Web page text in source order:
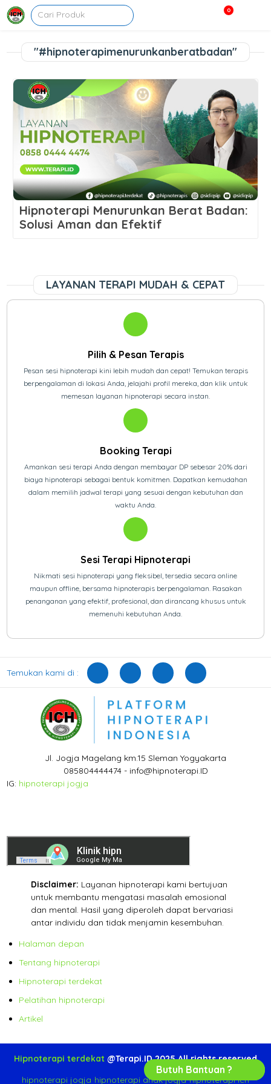
0
"#hipnoterapimenurunkanberatbadan"
Hipnoterapi Menurunkan Berat Badan:
Solusi Aman dan Efektif
LAYANAN TERAPI MUDAH & CEPAT
Pilih & Pesan Terapis
Pesan sesi hipnoterapi kini lebih mudah dan cepat! Temukan terapis
berpengalaman di lokasi Anda, jelajahi profil mereka, dan klik untuk
memesan layanan hipnoterapi secara instan.
Booking Terapi
Amankan sesi terapi Anda dengan membayar DP sebesar 20% dari
biaya hipnoterapi sebagai bentuk komitmen. Dapatkan kemudahan
dalam memilih jadwal terapi yang sesuai dengan kebutuhan dan
waktu Anda.
Sesi Terapi Hipnoterapi
Nikmati sesi hipnoterapi yang fleksibel, tersedia secara online
maupun offline, bersama hipnoterapis berpengalaman. Rasakan
penanganan yang efektif, profesional, dan dirancang khusus untuk
memenuhi kebutuhan Anda.
Temukan kami di :
Jl. Jogja Magelang km.15 Sleman Yogyakarta
085804444474 - info@hipnoterapi.ID
IG: hipnoterapi jogja
Disclaimer: Layanan hipnoterapi kami bertujuan
untuk membantu mengatasi masalah emosional
dan mental. Hasil yang diperoleh dapat bervariasi
antar individu dan tidak menjamin kesembuhan.
Halaman depan
Tentang hipnoterapi
Hipnoterapi terdekat
Pelatihan hipnoterapi
Artikel
Hipnoterapi terdekat @Terapi.ID 2025 All rights reserved
hipnoterapi jogja-hipnoterapi anak jogja-hipnoterapi ich
Butuh Bantuan ?